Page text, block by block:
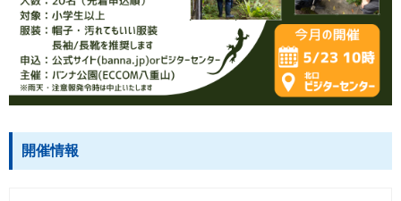
開催情報